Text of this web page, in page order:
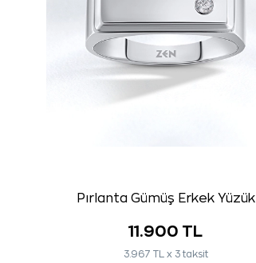
Pırlanta Gümüş Erkek Yüzük
11.900 TL
3.967 TL x 3 taksit